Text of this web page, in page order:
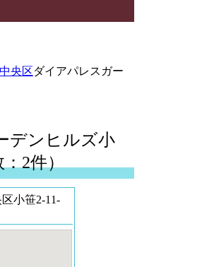
央区ダイアパレスガー
デンヒルズ小
2件）
小笹2-11-